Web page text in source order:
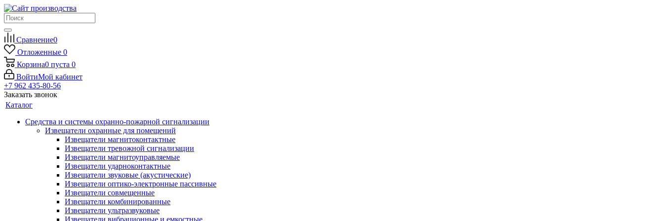
Сравнение0
Отложенные 0
Корзина0 пуста 0
ВойтиМой кабинет
+7 962 435-80-56
Заказать звонок
Каталог
Средства и системы охранно-пожарной сигнализации
Извещатели охранные для помещений
Извещатели магнитоконтактные
Извещатели тревожной сигнализации
Извещатели магнитоуправляемые
Извещатели ударноконтактные
Извещатели звуковые (акустические)
Извещатели оптико-электронные пассивные
Извещатели совмещенные
Извещатели комбинированные
Извещатели ультразвуковые
Извещатели вибрационные и емкостные